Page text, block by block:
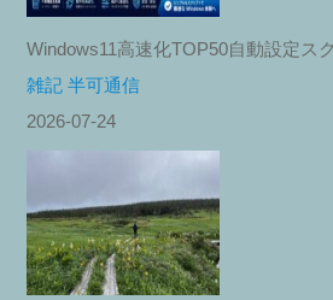
Windows11高速化TOP50自動設定ス
雑記 半可通信
2026-07-24